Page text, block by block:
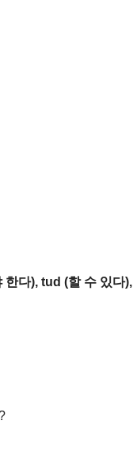
한다), tud (할 수 있다),